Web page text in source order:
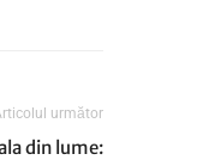
următor
din lume: